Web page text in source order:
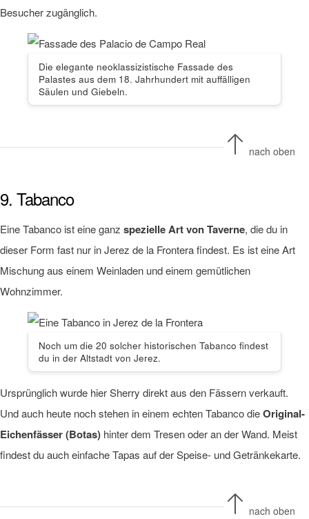
Besucher zugänglich.
Die elegante neoklassizistische Fassade des
Palastes aus dem 18. Jahrhundert mit auffälligen
Säulen und Giebeln.
nach oben
9. Tabanco
Eine Tabanco ist eine ganz spezielle Art von Taverne, die du in
dieser Form fast nur in Jerez de la Frontera findest. Es ist eine Art
Mischung aus einem Weinladen und einem gemütlichen
Wohnzimmer.
Noch um die 20 solcher historischen Tabanco findest
du in der Altstadt von Jerez.
Ursprünglich wurde hier Sherry direkt aus den Fässern verkauft.
Und auch heute noch stehen in einem echten Tabanco dieOriginal-
Eichenfässer (Botas) hinter dem Tresen oder an der Wand. Meist
findest du auch einfache Tapas auf der Speise- und Getränkekarte.
nach oben